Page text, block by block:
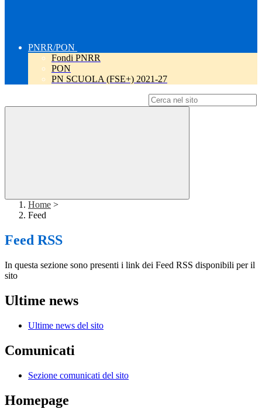
PNRR/PON
Fondi PNRR
PON
PN SCUOLA (FSE+) 2021-27
Home >
Feed
Feed RSS
In questa sezione sono presenti i link dei Feed RSS disponibili per il
sito
Ultime news
Ultime news del sito
Comunicati
Sezione comunicati del sito
Homepage